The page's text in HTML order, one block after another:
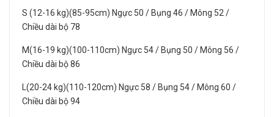
S (12-16 kg)(85-95cm) Ngực 50 / Bụng 46 / Mông 52 /
Chiều dài bộ 78
M(16-19 kg)(100-110cm) Ngực 54 / Bụng 50 / Mông 56 /
Chiều dài bộ 86
L(20-24 kg)(110-120cm) Ngực 58 / Bụng 54 / Mông 60 /
Chiều dài bộ 94